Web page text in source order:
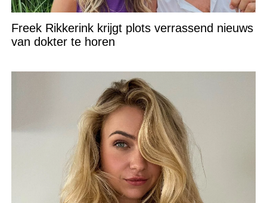
Freek Rikkerink krijgt plots verrassend nieuws
van dokter te horen